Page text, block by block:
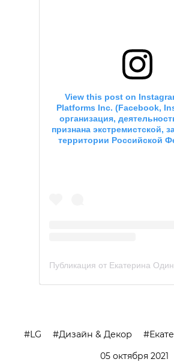
View this post on
Platforms Inc. (Facebook,
организация,
признана экстремистской,
территории Российской
LG Дизайн & Декор
05 октября 2021